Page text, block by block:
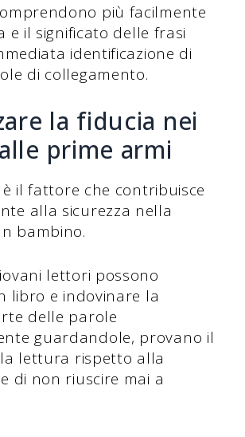
più facilmente
il significato delle frasi
identificazione di
di collegamento.
la fiducia nei
prime armi
è il fattore che contribuisce
alla sicurezza nella
bambino.
lettori possono
libro e indovinare la
delle parole
guardandole, provano il
lettura rispetto alla
di non riuscire mai a